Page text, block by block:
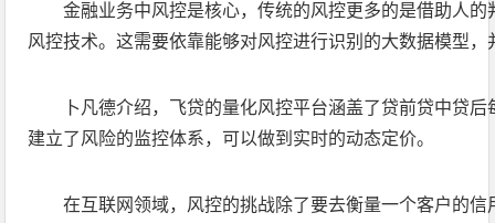
金融业务中风控是核心，传统的风控更多的是借助人
风控技术。这需要依靠能够对风控进行识别的大数据模型
卜凡德介绍，飞贷的量化风控平台涵盖了贷前贷中贷
建立了风险的监控体系，可以做到实时的动态定价。
在互联网领域，风控的挑战除了要去衡量一个客户的